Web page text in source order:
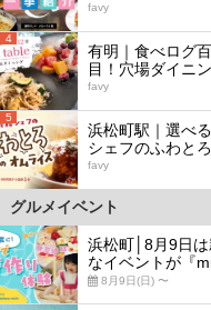
favy
4
有明｜食べログ
目！穴場ダイニ
favy
5
浜松町駅｜選べ
シェフのふわと
favy
グルメイベント
浜松町│8月9日
なイベントが『
8月9日(日) 〜